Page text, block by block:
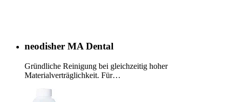
neodisher MA Dental
Gründliche Reinigung bei gleichzeitig hoher
Materialverträglichkeit. Für…